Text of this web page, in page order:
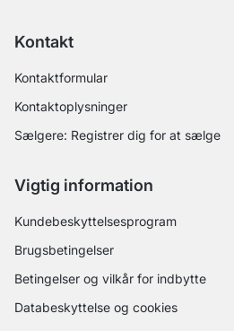
Kontakt
Kontaktformular
Kontaktoplysninger
Sælgere: Registrer dig for at sælge
Vigtig information
Kundebeskyttelsesprogram
Brugsbetingelser
Betingelser og vilkår for indbytte
Databeskyttelse og cookies